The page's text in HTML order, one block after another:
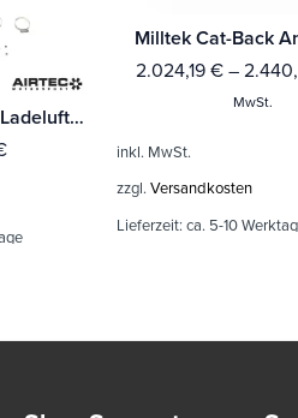
AIRTEC Upgrade Ladeluftkühler für Hyundai I20N
2.024,19 € –
MwSt.
inkl. MwSt.
zzgl. Versandkosten
Lieferzeit: ca. 5-10